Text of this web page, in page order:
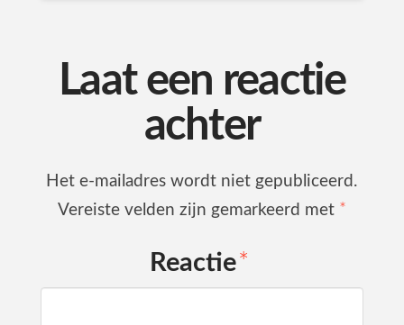
Laat een reactie
achter
Het e-mailadres wordt niet gepubliceerd.
Vereiste velden zijn gemarkeerd met *
Reactie*